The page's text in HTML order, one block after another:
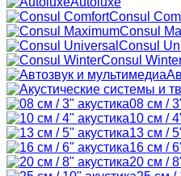
Consul
Consul
Consul
Consul
08 см /
10 см /
13 см /
16 см /
20 см /